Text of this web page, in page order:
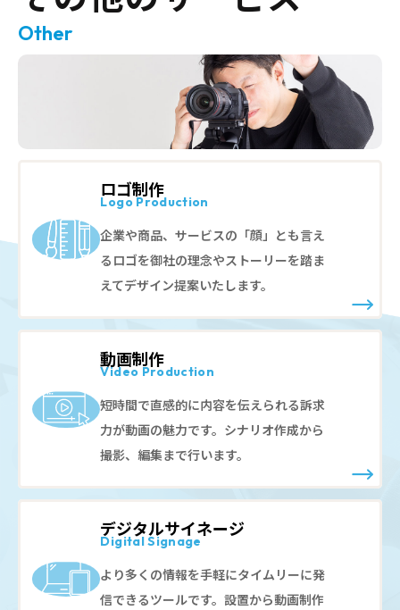
Other
ロゴ制作
Logo Production
企業や商品、サービスの「顔」とも言え
るロゴを御社の理念やストーリーを踏ま
えてデザイン提案いたします。
動画制作
Video Production
短時間で直感的に内容を伝えられる訴求
力が動画の魅力です。シナリオ作成から
撮影、編集まで行います。
デジタルサイネージ
Digital Signage
より多くの情報を手軽にタイムリーに発
信できるツールです。設置から動画制作